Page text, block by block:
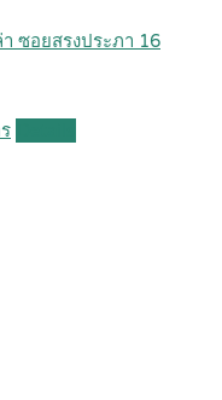
ซอยสรงประภา 16